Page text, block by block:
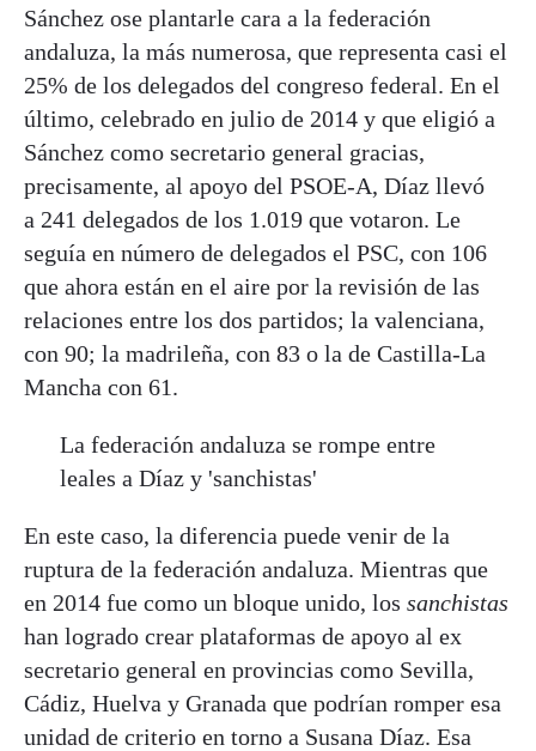
Sánchez ose plantarle cara a la federación
andaluza, la más numerosa, que representa casi el
25% de los delegados del congreso federal. En el
último, celebrado en julio de 2014 y que eligió a
Sánchez como secretario general gracias,
precisamente, al apoyo del PSOE-A, Díaz llevó
a 241 delegados de los 1.019 que votaron. Le
seguía en número de delegados el PSC, con 106
que ahora están en el aire por la revisión de las
relaciones entre los dos partidos; la valenciana,
con 90; la madrileña, con 83 o la de Castilla-La
Mancha con 61.
La federación andaluza se rompe entre
leales a Díaz y 'sanchistas'
En este caso, la diferencia puede venir de la
ruptura de la federación andaluza. Mientras que
en 2014 fue como un bloque unido, los sanchistas
han logrado crear plataformas de apoyo al ex
secretario general en provincias como Sevilla,
Cádiz, Huelva y Granada que podrían romper esa
unidad de criterio en torno a Susana Díaz. Esa